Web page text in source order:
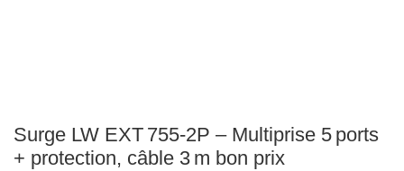
Surge LW EXT 755‑2P – Multiprise 5 ports
+ protection, câble 3 m bon prix